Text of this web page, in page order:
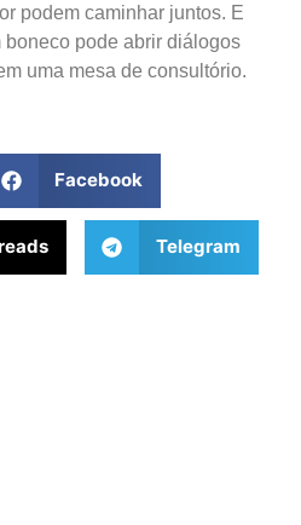
podem caminhar juntos. E
boneco pode abrir diálogos
uma mesa de consultório.
Facebook
Telegram